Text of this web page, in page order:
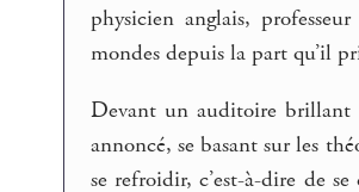
physicien anglais,
mondes depuis la part qu’il
Devant un auditoire brillant
annoncé, se basant sur les
se refroidir, c’est-à-dire de